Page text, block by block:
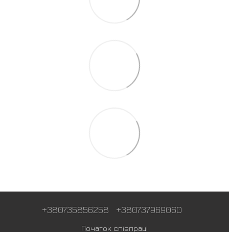
+380735856258 +380737969060
Початок співпраці